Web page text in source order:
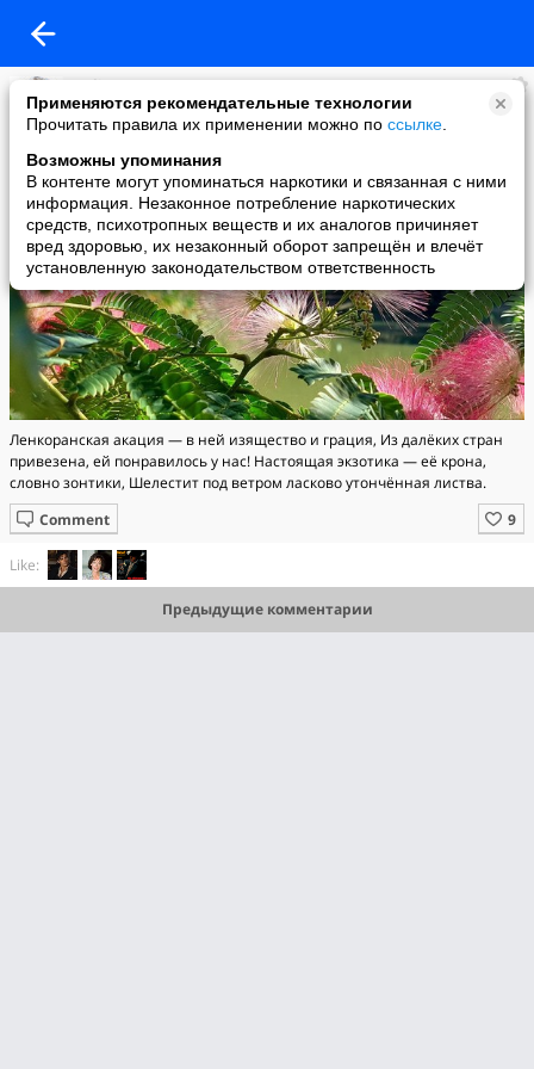
Применяются рекомендательные технологии
Прочитать правила их применении можно по ссылке
Возможны упоминания
В контенте могут упоминаться наркотики и связанная с ними
информация. Незаконное потребление наркотических
средств, психотропных веществ и их аналогов причиняет
вред здоровью, их незаконный оборот запрещён и влечёт
установленную законодательством ответственность
Meliora Spero
added a photo
18 Jul в 23:00
Ленкоранская акация — в ней изящество и грация, Из далёких стран
привезена, ей понравилось у нас! Настоящая экзотика — её крона,
словно зонтики, Шелестит под ветром ласково утончённая листва.
Comment
Like:
Предыдущие комментарии